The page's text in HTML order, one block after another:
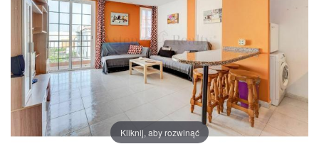
Kliknij, aby rozwinąć